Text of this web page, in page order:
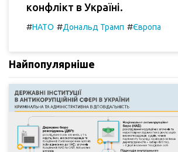
конфлікт в Україні.
#НАТО #Дональд Трамп #Європа
Найпопулярніше